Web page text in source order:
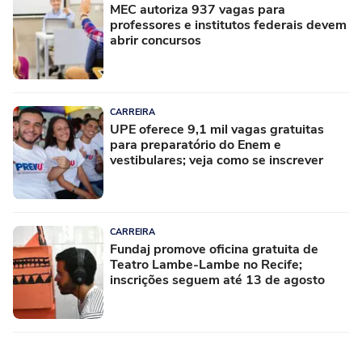
MEC autoriza 937 vagas para
professores e institutos federais devem
abrir concursos
CARREIRA
UPE oferece 9,1 mil vagas gratuitas
para preparatório do Enem e
vestibulares; veja como se inscrever
CARREIRA
Fundaj promove oficina gratuita de
Teatro Lambe-Lambe no Recife;
inscrições seguem até 13 de agosto